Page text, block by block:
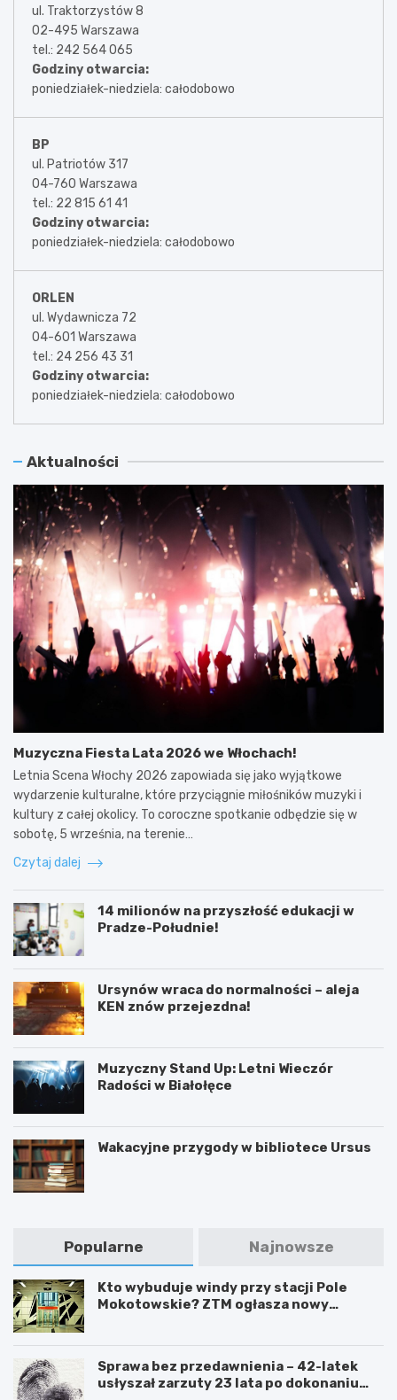
ul. Traktorzystów 8
02-495 Warszawa
tel.: 242 564 065
Godziny otwarcia:
poniedziałek-niedziela: całodobowo
BP
ul. Patriotów 317
04-760 Warszawa
tel.: 22 815 61 41
Godziny otwarcia:
poniedziałek-niedziela: całodobowo
ORLEN
ul. Wydawnicza 72
04-601 Warszawa
tel.: 24 256 43 31
Godziny otwarcia:
poniedziałek-niedziela: całodobowo
Aktualności
Muzyczna Fiesta Lata 2026 we Włochach!
Letnia Scena Włochy 2026 zapowiada się jako wyjątkowe
wydarzenie kulturalne, które przyciągnie miłośników muzyki i
kultury z całej okolicy. To coroczne spotkanie odbędzie się w
sobotę, 5 września, na terenie…
Czytaj dalej
14 milionów na przyszłość edukacji w
Pradze-Południe!
Ursynów wraca do normalności – aleja
KEN znów przejezdna!
Muzyczny Stand Up: Letni Wieczór
Radości w Białołęce
Wakacyjne przygody w bibliotece Ursus
Popularne Najnowsze
Kto wybuduje windy przy stacji Pole
Mokotowskie? ZTM ogłasza nowy
Sprawa bez przedawnienia – 42-latek
usłyszał zarzuty 23 lata po dokonaniu